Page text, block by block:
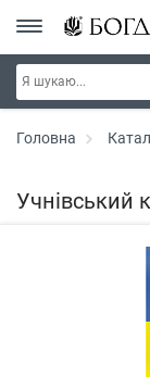
Головна
Учнівський